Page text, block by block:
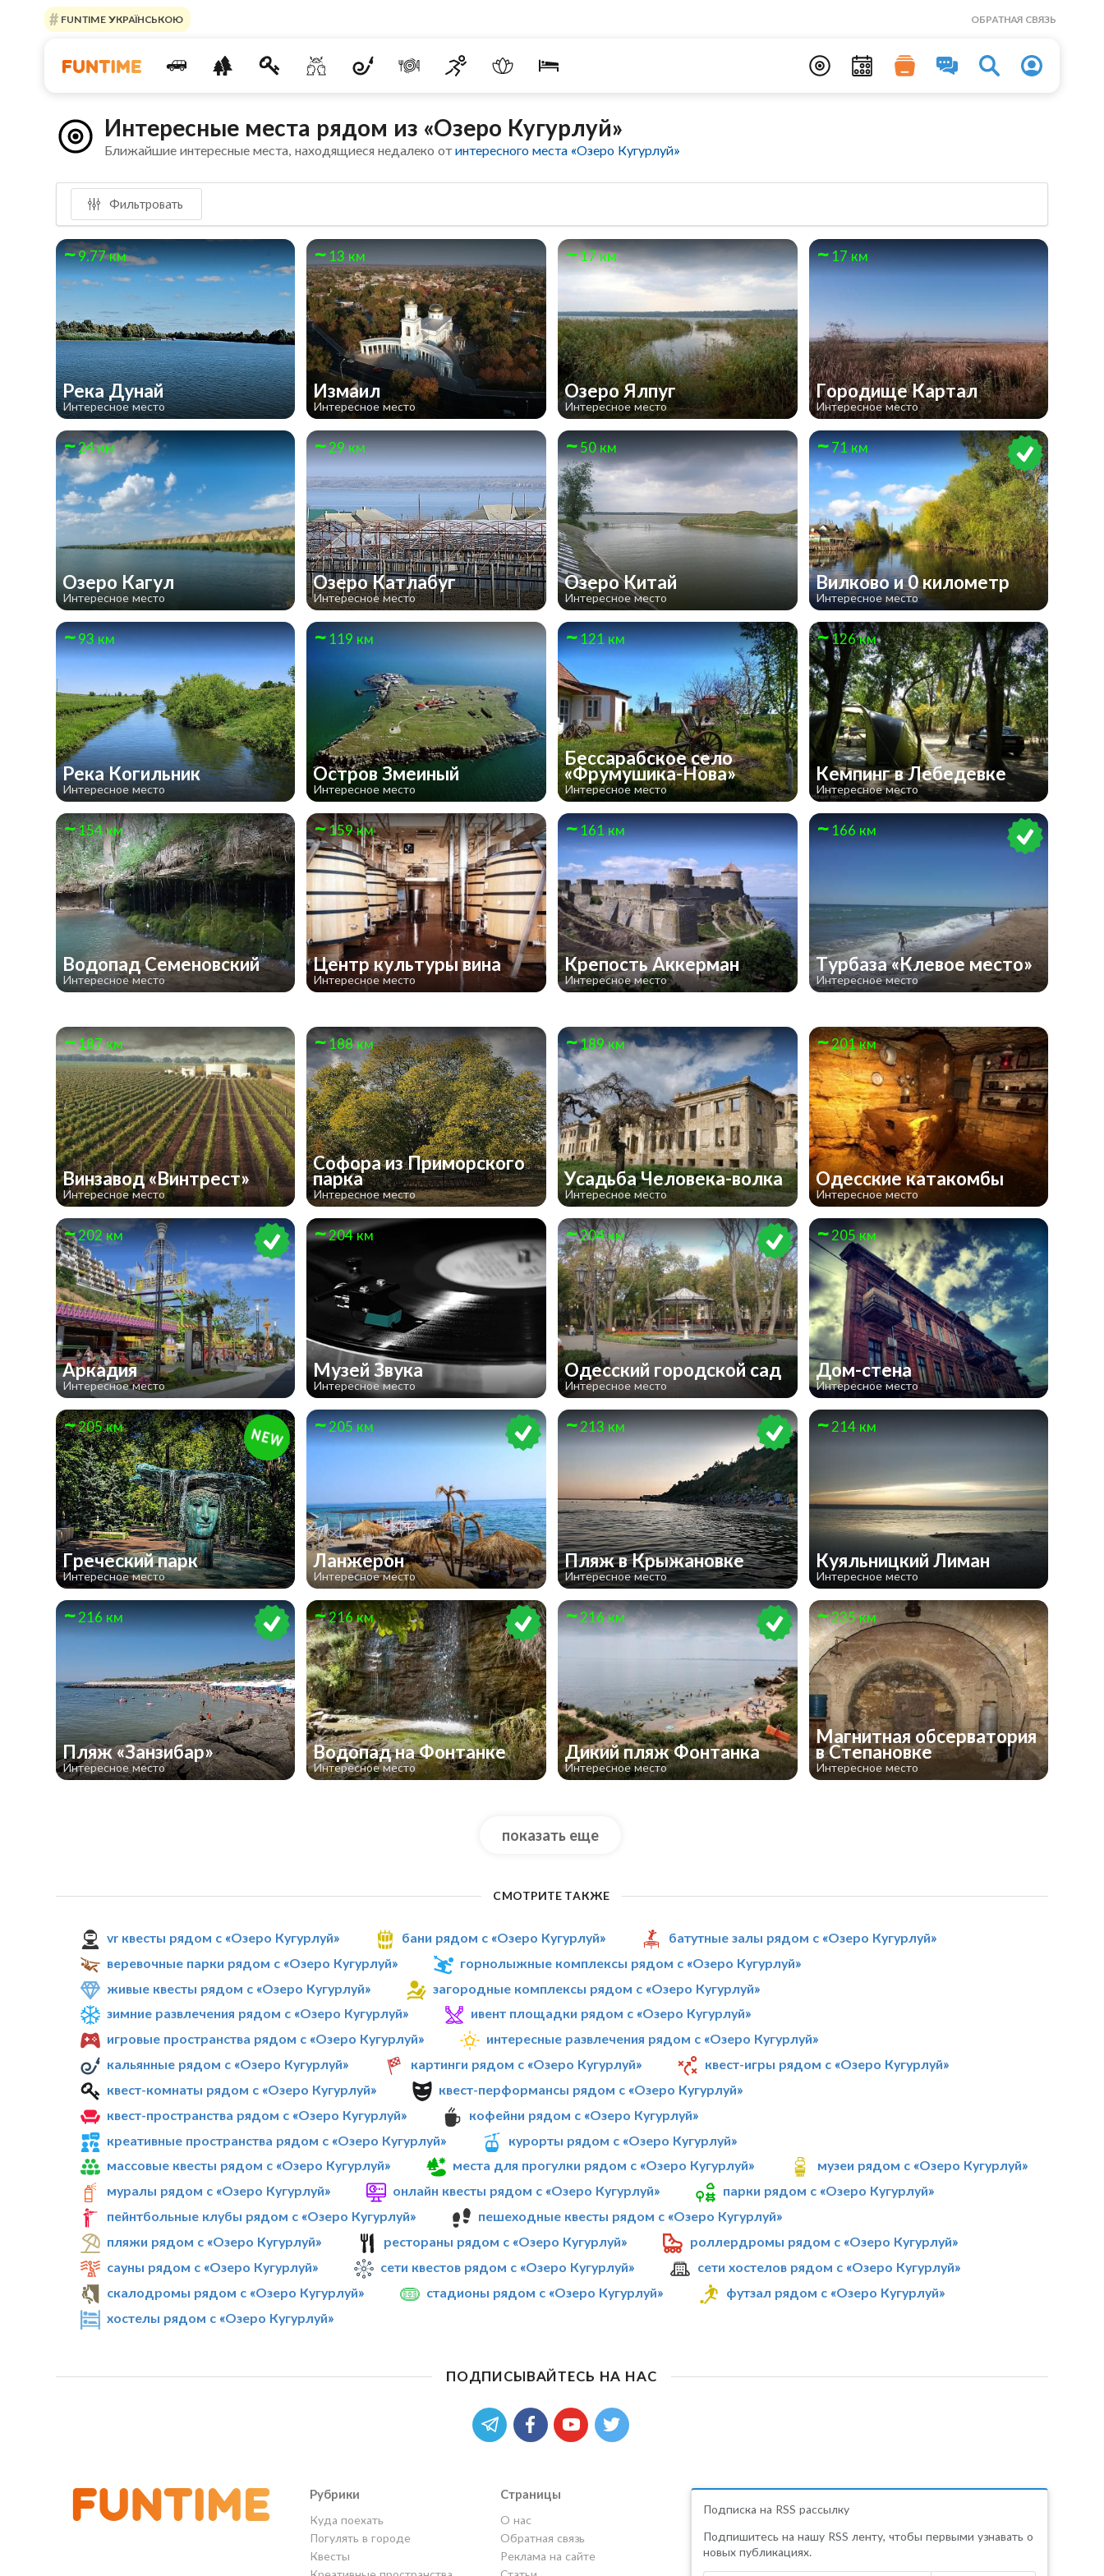
FUNTIME УКРАЇНСЬКОЮ ОБРАТНАЯ СВЯЗЬ
Интересные места рядом из «Озеро Кугурлуй»
Ближайшие интересные места, находящиеся недалеко отинтересного места «Озеро Кугурлуй»
Фильтровать
9.77 км
Река Дунай
Интересное место
13 км
Измаил
Интересное место
17 км
Озеро Ялпуг
Интересное место
17 км
Городище Картал
Интересное место
24 км
Озеро Кагул
Интересное место
29 км
Озеро Катлабуг
Интересное место
50 км
Озеро Китай
Интересное место
71 км
Вилково и 0 километр
Интересное место
93 км
Река Когильник
Интересное место
119 км
Остров Змеиный
Интересное место
121 км
Бессарабское село
«Фрумушика-Нова»
Интересное место
126 км
Кемпинг в Лебедевке
Интересное место
154 км
Водопад Семеновский
Интересное место
159 км
Центр культуры вина
Интересное место
161 км
Крепость Аккерман
Интересное место
166 км
Турбаза «Клевое место»
Интересное место
187 км
Винзавод «Винтрест»
Интересное место
188 км
Софора из Приморского
парка
Интересное место
189 км
Усадьба Человека-волка
Интересное место
201 км
Одесские катакомбы
Интересное место
202 км
Аркадия
Интересное место
204 км
Музей Звука
Интересное место
204 км
Одесский городской сад
Интересное место
205 км
Дом-стена
Интересное место
205 км
Греческий парк
Интересное место
205 км
Ланжерон
Интересное место
213 км
Пляж в Крыжановке
Интересное место
214 км
Куяльницкий Лиман
Интересное место
216 км
Пляж «Занзибар»
Интересное место
216 км
Водопад на Фонтанке
Интересное место
216 км
Дикий пляж Фонтанка
Интересное место
235 км
Магнитная обсерватория
в Степановке
Интересное место
показать еще
СМОТРИТЕ ТАКЖЕ
vr квесты рядом с «Озеро Кугурлуй» бани рядом с «Озеро Кугурлуй»
батутные залы рядом с «Озеро Кугурлуй»
веревочные парки рядом с «Озеро Кугурлуй»
горнолыжные комплексы рядом с «Озеро Кугурлуй»
живые квесты рядом с «Озеро Кугурлуй»
загородные комплексы рядом с «Озеро Кугурлуй»
зимние развлечения рядом с «Озеро Кугурлуй»
ивент площадки рядом с «Озеро Кугурлуй»
игровые пространства рядом с «Озеро Кугурлуй»
интересные развлечения рядом с «Озеро Кугурлуй»
кальянные рядом с «Озеро Кугурлуй»
картинги рядом с «Озеро Кугурлуй»
квест-игры рядом с «Озеро Кугурлуй»
квест-комнаты рядом с «Озеро Кугурлуй»
квест-перформансы рядом с «Озеро Кугурлуй»
квест-пространства рядом с «Озеро Кугурлуй»
кофейни рядом с «Озеро Кугурлуй»
креативные пространства рядом с «Озеро Кугурлуй»
курорты рядом с «Озеро Кугурлуй»
массовые квесты рядом с «Озеро Кугурлуй»
места для прогулки рядом с «Озеро Кугурлуй»
музеи рядом с «Озеро Кугурлуй»
муралы рядом с «Озеро Кугурлуй»
онлайн квесты рядом с «Озеро Кугурлуй»
парки рядом с «Озеро Кугурлуй»
пейнтбольные клубы рядом с «Озеро Кугурлуй»
пешеходные квесты рядом с «Озеро Кугурлуй»
пляжи рядом с «Озеро Кугурлуй»
рестораны рядом с «Озеро Кугурлуй»
роллердромы рядом с «Озеро Кугурлуй»
сауны рядом с «Озеро Кугурлуй»
сети квестов рядом с «Озеро Кугурлуй»
сети хостелов рядом с «Озеро Кугурлуй»
скалодромы рядом с «Озеро Кугурлуй»
стадионы рядом с «Озеро Кугурлуй»
футзал рядом с «Озеро Кугурлуй»
хостелы рядом с «Озеро Кугурлуй»
ПОДПИСЫВАЙТЕСЬ НА НАС
Рубрики
Куда поехать
Погулять в городе
Квесты
Страницы
О нас
Обратная связь
Реклама на сайте
Подписка на RSS рассылку
Подпишитесь на нашу RSS ленту, чтобы первыми узнавать о
новых публикациях.